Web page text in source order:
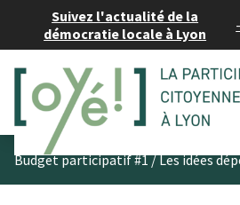
Suivez l'actualité de la
démocratie locale à Lyon
-
Budget participatif #1/Les idées